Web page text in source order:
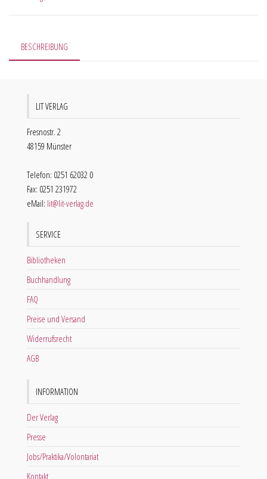
BESCHREIBUNG
LIT VERLAG
Fresnostr. 2
48159 Münster
Telefon: 0251 62032 0
Fax: 0251 231972
eMail: lit@lit-verlag.de
SERVICE
Bibliotheken
Buchhandlung
FAQ
Preise und Versand
Widerrufsrecht
AGB
INFORMATION
Der Verlag
Presse
Jobs/Praktika/Volontariat
Kontakt